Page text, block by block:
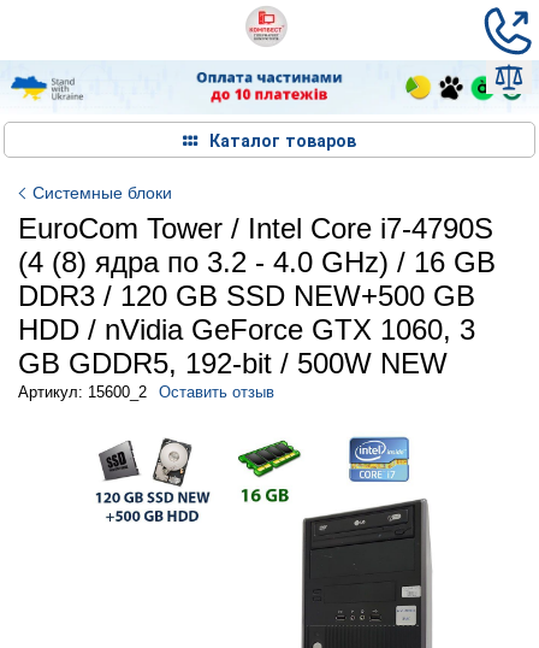
Каталог товаров
Системные блоки
EuroCom Tower / Intel Core i7-4790S
(4 (8) ядра по 3.2 - 4.0 GHz) / 16 GB
DDR3 / 120 GB SSD NEW+500 GB
HDD / nVidia GeForce GTX 1060, 3
GB GDDR5, 192-bit / 500W NEW
Артикул: 15600_2 Оставить отзыв